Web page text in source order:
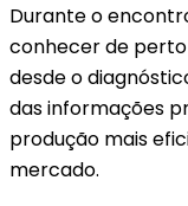
Durante o
conhecer de
desde o
das informações
produção mais
mercado.